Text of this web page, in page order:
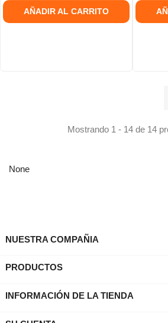
AÑADIR AL CARRITO
Mostrando 1 - 14 de 14
None
NUESTRA COMPAÑIA
PRODUCTOS
INFORMACIÓN DE LA TIENDA